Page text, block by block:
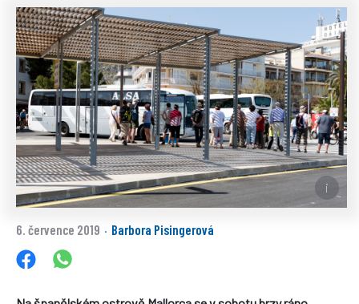
6. července 2019 · Barbora Pisingerová